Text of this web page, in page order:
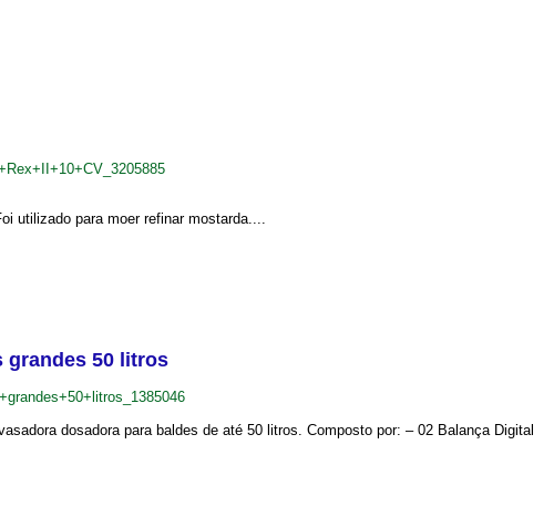
utilizado para moer refinar mostarda....
grandes 50 litros
dosadora para baldes de até 50 litros. Composto por: – 02 Balança Digital